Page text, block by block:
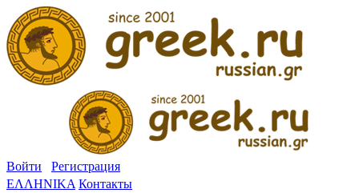
Войти
Регистрация
ΕΛΛΗΝΙΚΑ Контакты